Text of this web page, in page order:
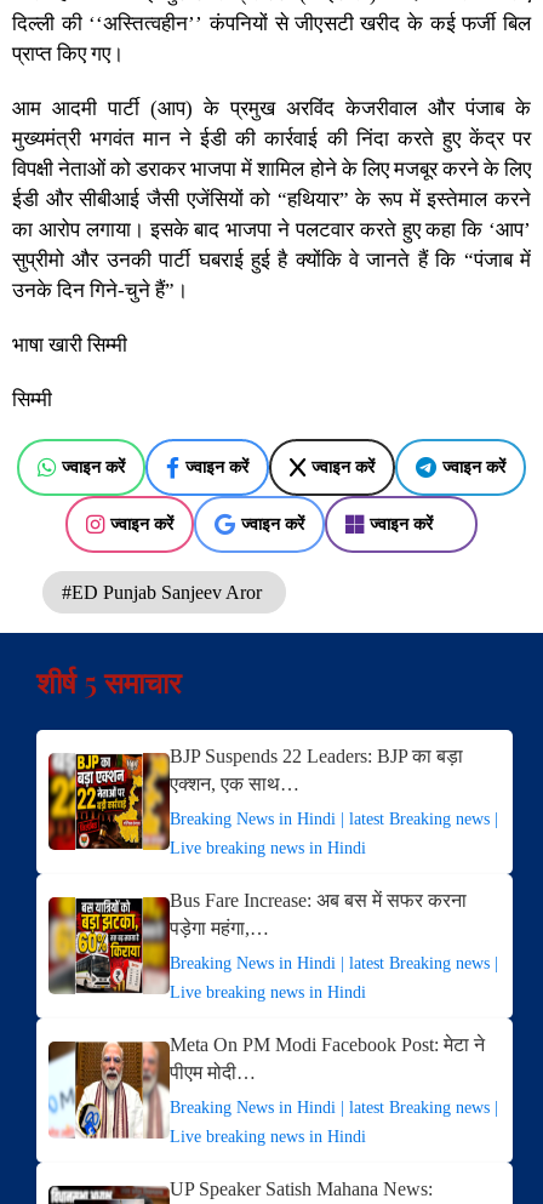
दिल्ली की ‘‘अस्तित्वहीन’’ कंपनियों से जीएसटी खरीद के कई फर्जी बिल
प्राप्त किए गए।
आम आदमी पार्टी (आप) के प्रमुख अरविंद केजरीवाल और पंजाब के
मुख्यमंत्री भगवंत मान ने ईडी की कार्रवाई की निंदा करते हुए केंद्र पर
विपक्षी नेताओं को डराकर भाजपा में शामिल होने के लिए मजबूर करने के लिए
ईडी और सीबीआई जैसी एजेंसियों को “हथियार” के रूप में इस्तेमाल करने
का आरोप लगाया। इसके बाद भाजपा ने पलटवार करते हुए कहा कि ‘आप’
सुप्रीमो और उनकी पार्टी घबराई हुई है क्योंकि वे जानते हैं कि “पंजाब में
उनके दिन गिने-चुने हैं”।
भाषा खारी सिम्मी
सिम्मी
ज्वाइन करें ज्वाइन करें ज्वाइन करें ज्वाइन करें
ज्वाइन करें ज्वाइन करें ज्वाइन करें
#ED Punjab Sanjeev Aror
शीर्ष 5 समाचार
BJP Suspends 22 Leaders: BJP का बड़ा
एक्शन, एक साथ…
Breaking News in Hindi | latest Breaking news |
Live breaking news in Hindi
Bus Fare Increase: अब बस में सफर करना
पड़ेगा महंगा,…
Breaking News in Hindi | latest Breaking news |
Live breaking news in Hindi
Meta On PM Modi Facebook Post: मेटा ने
पीएम मोदी…
Breaking News in Hindi | latest Breaking news |
Live breaking news in Hindi
UP Speaker Satish Mahana News: